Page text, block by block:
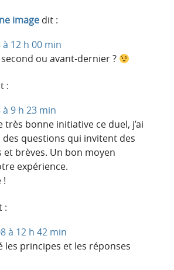
image dit :
12 h 00 min
ou avant-dernier ?
:
9 h 23 min
très bonne initiative ce duel, j’ai
questions qui invitent des
et brèves. Un bon moyen
expérience.
!
:
à 12 h 42 min
les principes et les réponses